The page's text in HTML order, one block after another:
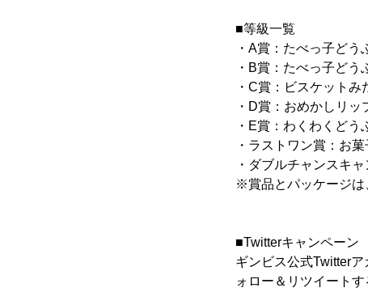
■等級一覧
・A賞：たべっ子ど
・B賞：たべっ子ど
・C賞：ビスケット
・D賞：おめかしリッ
・E賞：わくわくど
・ラストワン賞：お
・ダブルチャンスキ
※賞品とパッケージは
■Twitterキャンペーン
ギンビス公式Twitter
ォロー＆リツイート